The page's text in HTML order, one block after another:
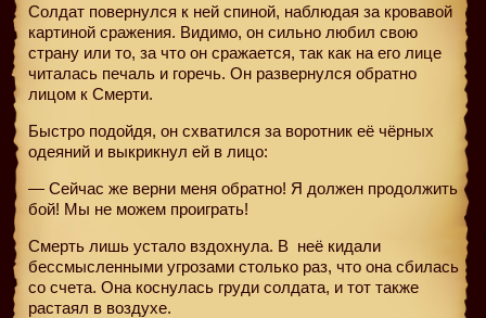
Солдат повернулся к ней спиной, наблюдая за кровавой
картиной сражения. Видимо, он сильно любил свою
страну или то, за что он сражается, так как на его лице
читалась печаль и горечь. Он развернулся обратно
лицом к Смерти.
Быстро подойдя, он схватился за воротник её чёрных
одеяний и выкрикнул ей в лицо:
— Сейчас же верни меня обратно! Я должен продолжить
бой! Мы не можем проиграть!
Смерть лишь устало вздохнула. В неё кидали
бессмысленными угрозами столько раз, что она сбилась
со счета. Она коснулась груди солдата, и тот также
растаял в воздухе.